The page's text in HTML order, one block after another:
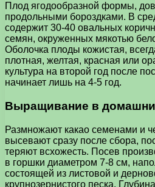
Плод ягодообразной формы,
продольными бороздками. В
содержит 30-40 овальных
семян, окруженных мякотью
Оболочка плоды кожистая,
плотная, желтая, красная или
культура на второй год после
начинает лишь на 4-5 год.
Выращивание в
Размножают какао семенами и
высевают сразу после сбора,
теряют всхожесть. Посев
в горшки диаметром 7-8 см,
состоящей из листовой и
крупнозернистого песка.